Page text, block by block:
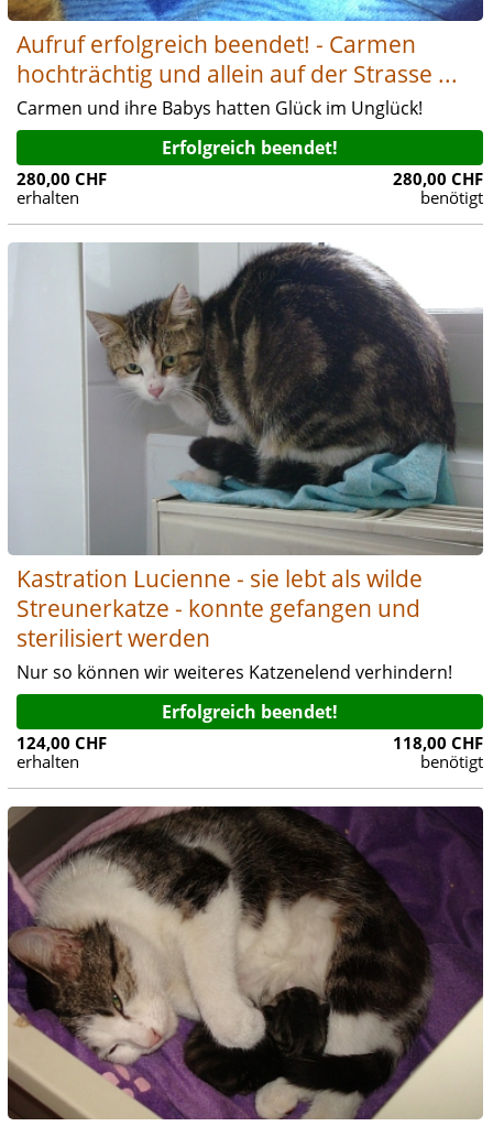
Aufruf erfolgreich beendet! - Carmen
hochträchtig und allein auf der Strasse ...
Carmen und ihre Babys hatten Glück im Unglück!
Erfolgreich beendet!
280,00 CHF
erhalten
280,00 CHF
benötigt
Kastration Lucienne - sie lebt als wilde
Streunerkatze - konnte gefangen und
sterilisiert werden
Nur so können wir weiteres Katzenelend verhindern!
Erfolgreich beendet!
124,00 CHF
erhalten
118,00 CHF
benötigt